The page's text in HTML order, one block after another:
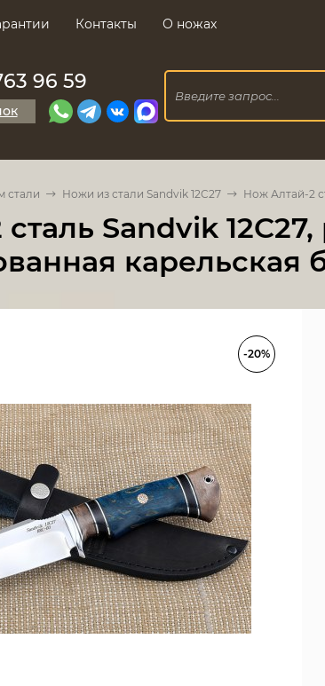
Контакты О ножах
96 59
стали Ножи из стали Sandvik 12C27 Нож Алтай-2
Sandvik 12C27,
карельская
-20%